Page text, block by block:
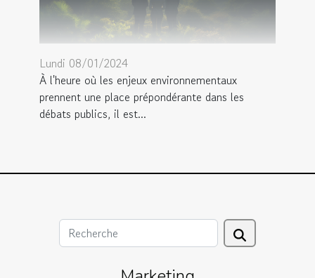
Lundi 08/01/2024
À l'heure où les enjeux environnementaux
prennent une place prépondérante dans les
débats publics, il est...